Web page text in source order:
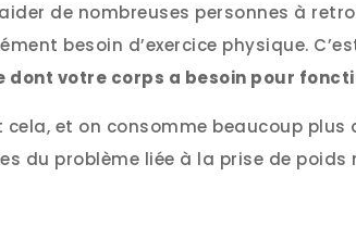
de nombreuses personnes à
besoin d’exercice physique.
dont votre corps a besoin pour
et on consomme beaucoup
du problème liée à la prise de